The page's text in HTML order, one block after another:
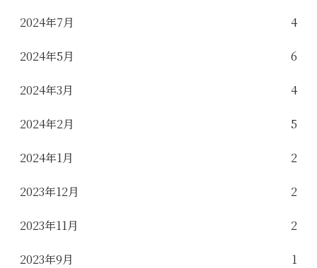
2024年7月 4
2024年5月 6
2024年3月 4
2024年2月 5
2024年1月 2
2023年12月 2
2023年11月 2
2023年9月 1